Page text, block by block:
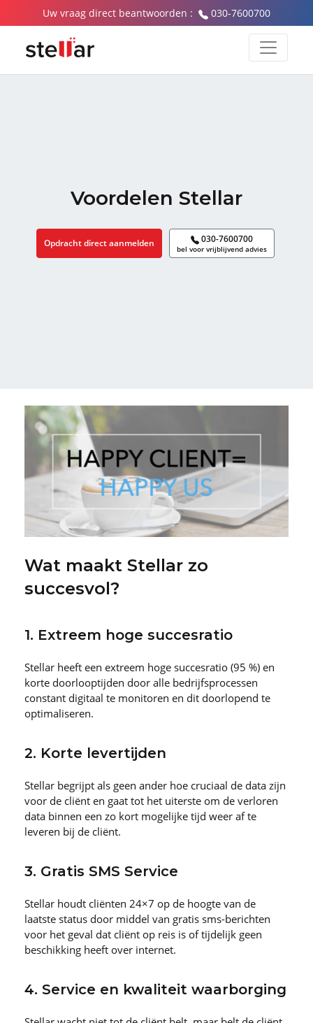
Uw vraag direct beantwoorden : 030-7600700
Voordelen Stellar
Opdracht direct aanmelden 030-7600700
bel voor vrijblijvend advies
Wat maakt Stellar zo
succesvol?
1. Extreem hoge succesratio
Stellar heeft een extreem hoge succesratio (95 %) en
korte doorlooptijden door alle bedrijfsprocessen
constant digitaal te monitoren en dit doorlopend te
optimaliseren.
2. Korte levertijden
Stellar begrijpt als geen ander hoe cruciaal de data zijn
voor de cliënt en gaat tot het uiterste om de verloren
data binnen een zo kort mogelijke tijd weer af te
leveren bij de cliënt.
3. Gratis SMS Service
Stellar houdt cliënten 24×7 op de hoogte van de
laatste status door middel van gratis sms-berichten
voor het geval dat cliënt op reis is of tijdelijk geen
beschikking heeft over internet.
4. Service en kwaliteit waarborging